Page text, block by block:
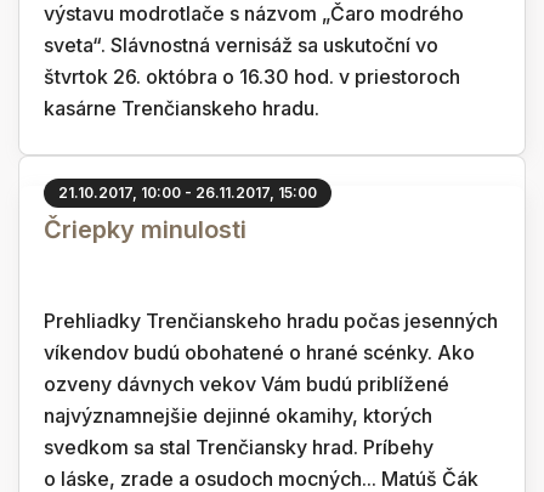
výstavu modrotlače s názvom „Čaro modrého
sveta“. Slávnostná vernisáž sa uskutoční vo
štvrtok 26. októbra o 16.30 hod. v priestoroch
kasárne Trenčianskeho hradu.
21.10.2017, 10:00 - 26.11.2017, 15:00
Čriepky minulosti
Prehliadky Trenčianskeho hradu počas jesenných
víkendov budú obohatené o hrané scénky. Ako
ozveny dávnych vekov Vám budú priblížené
najvýznamnejšie dejinné okamihy, ktorých
svedkom sa stal Trenčiansky hrad. Príbehy
o láske, zrade a osudoch mocných... Matúš Čák